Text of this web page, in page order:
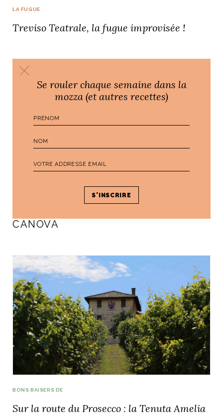
LA FUGUE
Treviso Teatrale, la fugue improvisée !
CANOVA
BONS BAISERS DE
Sur la route du Prosecco : la Tenuta Amelia
Se rouler chaque semaine dans la
mozza (et autres recettes)